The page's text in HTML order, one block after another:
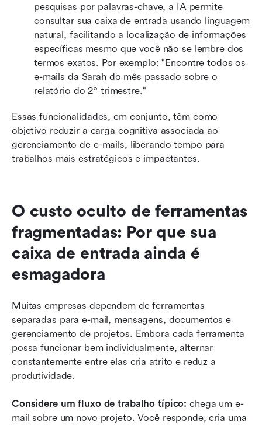
pesquisas por palavras-chave, a IA permite
consultar sua caixa de entrada usando linguagem
natural, facilitando a localização de informações
específicas mesmo que você não se lembre dos
termos exatos. Por exemplo: "Encontre todos os
e-mails da Sarah do mês passado sobre o
relatório do 2º trimestre."
Essas funcionalidades, em conjunto, têm como
objetivo reduzir a carga cognitiva associada ao
gerenciamento de e-mails, liberando tempo para
trabalhos mais estratégicos e impactantes.
O custo oculto de ferramentas
fragmentadas: Por que sua
caixa de entrada ainda é
esmagadora
Muitas empresas dependem de ferramentas
separadas para e-mail, mensagens, documentos e
gerenciamento de projetos. Embora cada ferramenta
possa funcionar bem individualmente, alternar
constantemente entre elas cria atrito e reduz a
produtividade.
Considere um fluxo de trabalho típico: chega um e-
mail sobre um novo projeto. Você responde, cria uma